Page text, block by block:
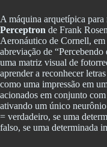
A máquina arquetípica para
Perceptron de Frank
Aeronáutico de Cornell,
abreviação de
uma matriz visual de
aprender a reconhecer
como uma impressão em
acionados em conjunto
ativando um único
= verdadeiro, se uma
falso, se uma determinada